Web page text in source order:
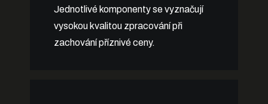
Jednotlivé komponenty se vyznačují
vysokou kvalitou zpracování při
zachování příznivé ceny.